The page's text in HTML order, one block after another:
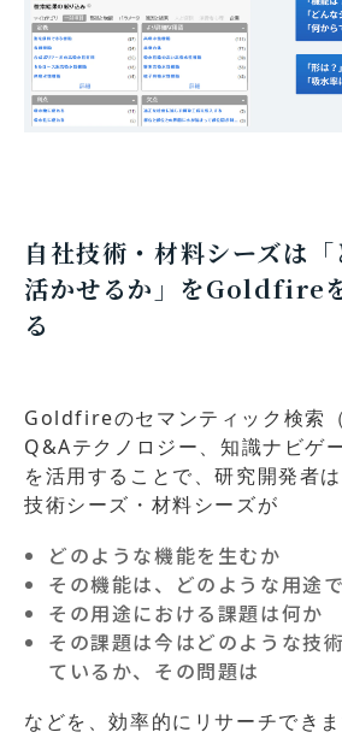
自社技術・材料シーズは「
活かせるか」をGoldfire
る
Goldfireのセマンティック検索（
Q&Aテクノロジー、知識ナビゲ
を活用することで、研究開発者
技術シーズ・材料シーズが
どのような機能を生むか
その機能は、どのような用途
その用途における課題は何か
その課題は今はどのような技
ているか、その問題は
などを、効率的にリサーチできま